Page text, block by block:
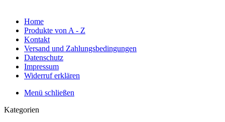
Home
Produkte von A - Z
Kontakt
Versand und Zahlungsbedingungen
Datenschutz
Impressum
Widerruf erklären
Menü schließen
Kategorien